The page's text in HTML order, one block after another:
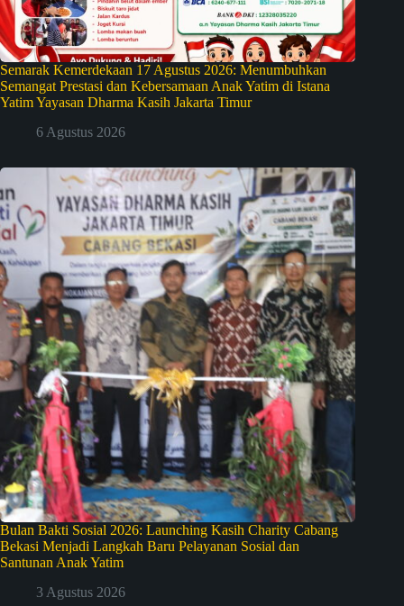
Semarak Kemerdekaan 17 Agustus 2026: Menumbuhkan
Semangat Prestasi dan Kebersamaan Anak Yatim di Istana
Yatim Yayasan Dharma Kasih Jakarta Timur
6 Agustus 2026
Bulan Bakti Sosial 2026: Launching Kasih Charity Cabang
Bekasi Menjadi Langkah Baru Pelayanan Sosial dan
Santunan Anak Yatim
3 Agustus 2026